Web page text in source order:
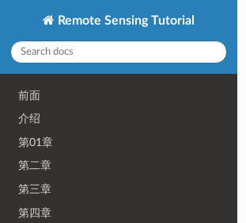
Remote Sensing Tutorial
前面
介绍
第01章
第二章
第三章
第四章